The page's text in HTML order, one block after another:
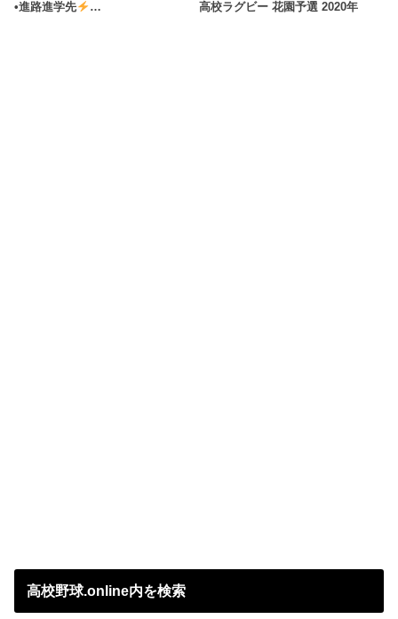
•進路進学先
…
高校ラグビー 花園予選 2020年
高校野球.online内を検索